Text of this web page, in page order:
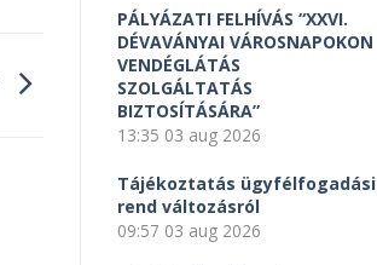
PÁLYÁZATI FELHÍVÁS “XXVI.
DÉVAVÁNYAI VÁROSNAPOKON
VENDÉGLÁTÁS
SZOLGÁLTATÁS
BIZTOSÍTÁSÁRA”
13:35 03 aug 2026
Tájékoztatás ügyfélfogadási
rend változásról
09:57 03 aug 2026